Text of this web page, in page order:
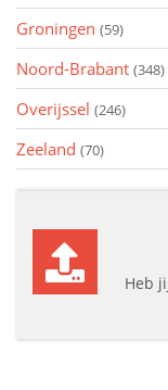
Groningen (59)
Noord-Brabant (348)
Overijssel (246)
Zeeland (70)
Heb